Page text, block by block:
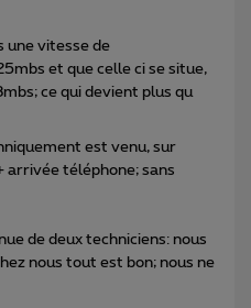
une vitesse de
et que celle ci se situe,
ce qui devient plus qu
est venu, sur
arrivée téléphone; sans
de deux techniciens: nous
nous tout est bon; nous ne